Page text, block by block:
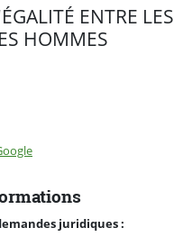
ENTRE LES
HOMMES
juridiques :